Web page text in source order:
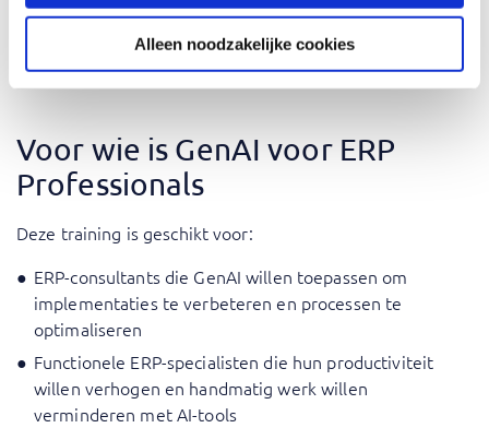
Alleen noodzakelijke cookies
wat je leert, en word je uitgedaagd om de theorie in
praktijk te brengen aan de hand van realistische cases.
GenAI voor ERP Professionals
Voor wie is GenAI voor ERP
Professionals
Deze training is geschikt voor:
ERP-consultants die GenAI willen toepassen om
implementaties te verbeteren en processen te
optimaliseren
Functionele ERP-specialisten die hun productiviteit
willen verhogen en handmatig werk willen
verminderen met AI-tools